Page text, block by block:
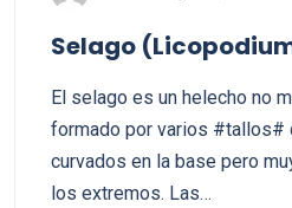
Selago
El selago es un helecho no
formado por varios #tallos#
curvados en la base pero
los extremos. Las…